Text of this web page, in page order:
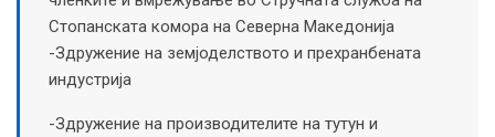
Стопанската комора на Северна Македонија
-Здружение на земјоделството и прехранбената
индустрија
-Здружение на производителите на тутун и